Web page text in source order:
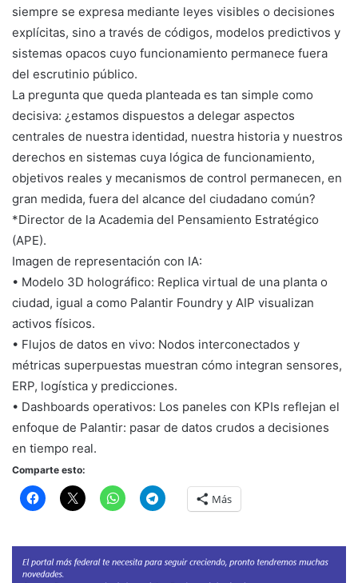
siempre se expresa mediante leyes visibles o decisiones
explícitas, sino a través de códigos, modelos predictivos y
sistemas opacos cuyo funcionamiento permanece fuera
del escrutinio público.
La pregunta que queda planteada es tan simple como
decisiva: ¿estamos dispuestos a delegar aspectos
centrales de nuestra identidad, nuestra historia y nuestros
derechos en sistemas cuya lógica de funcionamiento,
objetivos reales y mecanismos de control permanecen, en
gran medida, fuera del alcance del ciudadano común?
*Director de la Academia del Pensamiento Estratégico
(APE).
Imagen de representación con IA:
• Modelo 3D holográfico: Replica virtual de una planta o
ciudad, igual a como Palantir Foundry y AIP visualizan
activos físicos.
• Flujos de datos en vivo: Nodos interconectados y
métricas superpuestas muestran cómo integran sensores,
ERP, logística y predicciones.
• Dashboards operativos: Los paneles con KPIs reflejan el
enfoque de Palantir: pasar de datos crudos a decisiones
en tiempo real.
Comparte esto:
Más